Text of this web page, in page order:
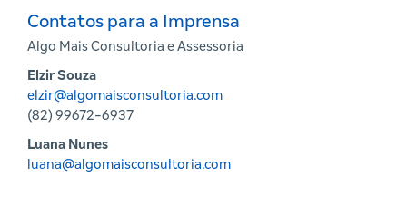
Contatos para a Imprensa
Algo Mais Consultoria e Assessoria
Elzir Souza
elzir@algomaisconsultoria.com
(82) 99672-6937
Luana Nunes
luana@algomaisconsultoria.com